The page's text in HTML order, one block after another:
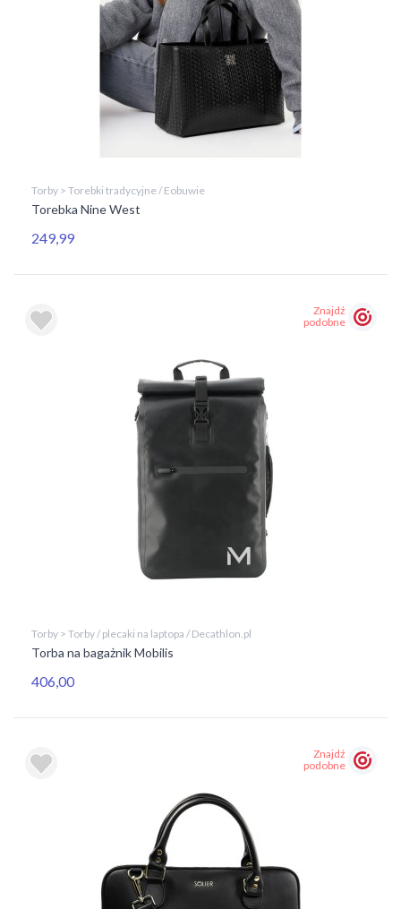
Torby > Torebki tradycyjne / Eobuwie
Torebka Nine West
249,99
Znajdź
podobne
Torby > Torby / plecaki na laptopa / Decathlon.pl
Torba na bagażnik Mobilis
406,00
Znajdź
podobne